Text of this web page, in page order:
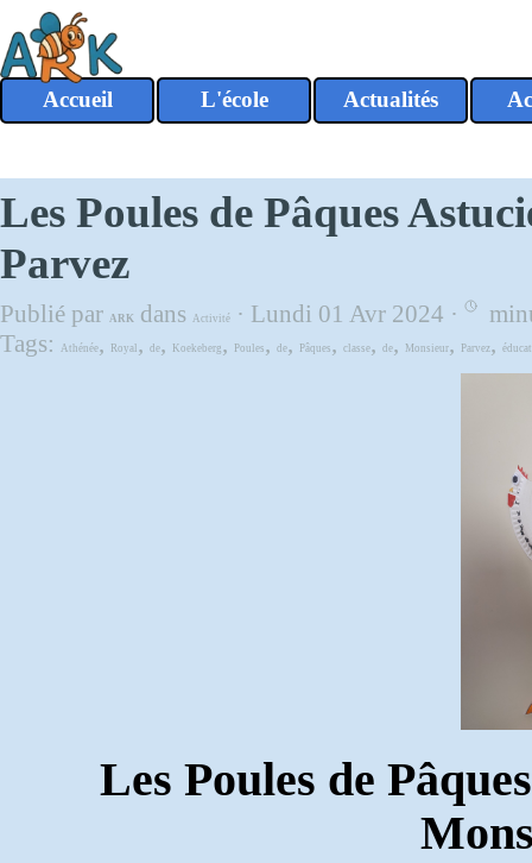
Aller au contenu
Accueil L'école ▼
Actualités
Les Poules de Pâques
Parvez
Publié par ARK dans Activité · Lundi 01 Avr 2024 ·
Tags:
Athénée, Royal , de, Koekeberg , Poules , de, Pâques , classe, de, Monsieur, Parvez,
Les Poules de